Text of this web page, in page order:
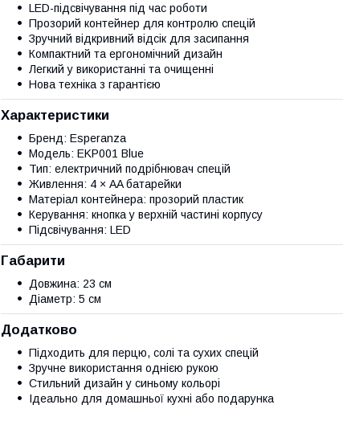
LED-підсвічування під час роботи
Прозорий контейнер для контролю спецій
Зручний відкривний відсік для засипання
Компактний та ергономічний дизайн
Легкий у використанні та очищенні
Нова техніка з гарантією
Характеристики
Бренд: Esperanza
Модель: EKP001 Blue
Тип: електричний подрібнювач спецій
Живлення: 4 × AA батарейки
Матеріал контейнера: прозорий пластик
Керування: кнопка у верхній частині корпусу
Підсвічування: LED
Габарити
Довжина: 23 см
Діаметр: 5 см
Додатково
Підходить для перцю, солі та сухих спецій
Зручне використання однією рукою
Стильний дизайн у синьому кольорі
Ідеально для домашньої кухні або подарунка